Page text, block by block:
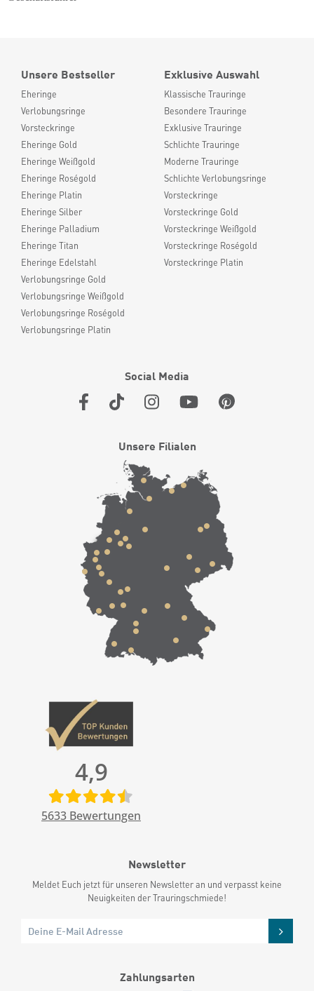
Unsere Bestseller
Eheringe
Verlobungsringe
Vorsteckringe
Eheringe Gold
Eheringe Weißgold
Eheringe Roségold
Eheringe Platin
Eheringe Silber
Eheringe Palladium
Eheringe Titan
Eheringe Edelstahl
Verlobungsringe Gold
Verlobungsringe Weißgold
Verlobungsringe Roségold
Verlobungsringe Platin
Exklusive Auswahl
Klassische Trauringe
Besondere Trauringe
Exklusive Trauringe
Schlichte Trauringe
Moderne Trauringe
Schlichte Verlobungsringe
Vorsteckringe
Vorsteckringe Gold
Vorsteckringe Weißgold
Vorsteckringe Roségold
Vorsteckringe Platin
Social Media
Unsere Filialen
4,9
5633 Bewertungen
Newsletter
Meldet Euch jetzt für unseren Newsletter an und verpasst keine
Neuigkeiten der Trauringschmiede!
Zahlungsarten